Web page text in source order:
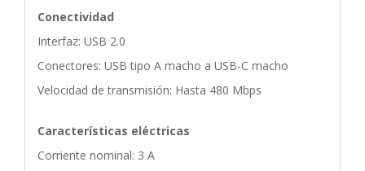
Conectividad
Interfaz: USB 2.0
Conectores: USB tipo A macho a USB-C macho
Velocidad de transmisión: Hasta 480 Mbps
Características eléctricas
Corriente nominal: 3 A